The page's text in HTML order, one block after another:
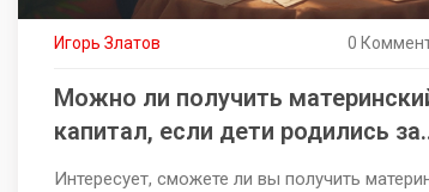
Игорь Златов 0
Можно ли получить
капитал, если дети родились за
границей?
Интересует, сможете ли вы получить